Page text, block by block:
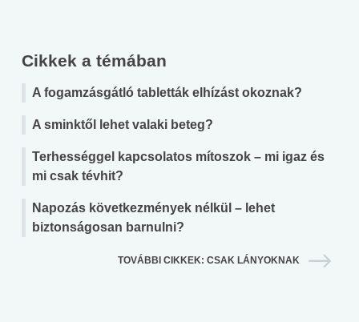
Cikkek a témában
A fogamzásgátló tabletták elhízást okoznak?
A sminktől lehet valaki beteg?
Terhességgel kapcsolatos mítoszok – mi igaz és
mi csak tévhit?
Napozás következmények nélkül – lehet
biztonságosan barnulni?
TOVÁBBI CIKKEK: CSAK LÁNYOKNAK